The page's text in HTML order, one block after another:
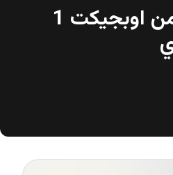
عقارات للبيع من اوبجيكت 1